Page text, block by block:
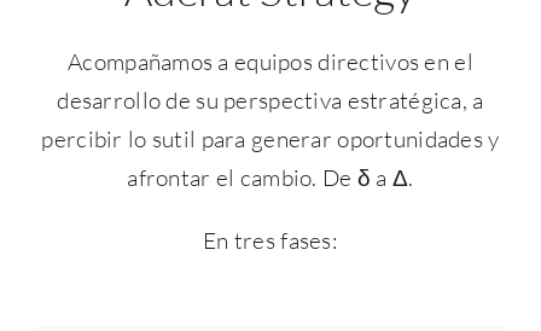
Acompañamos a equipos directivos en el
desarrollo de su perspectiva estratégica, a
percibir lo sutil para generar oportunidades y
afrontar el cambio. De δ a Δ.
En tres fases: